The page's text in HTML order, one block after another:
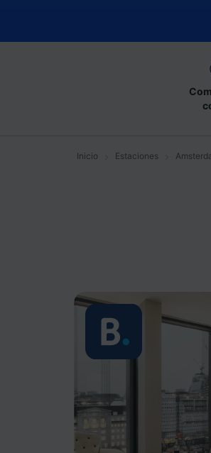
Inicio Estaciones